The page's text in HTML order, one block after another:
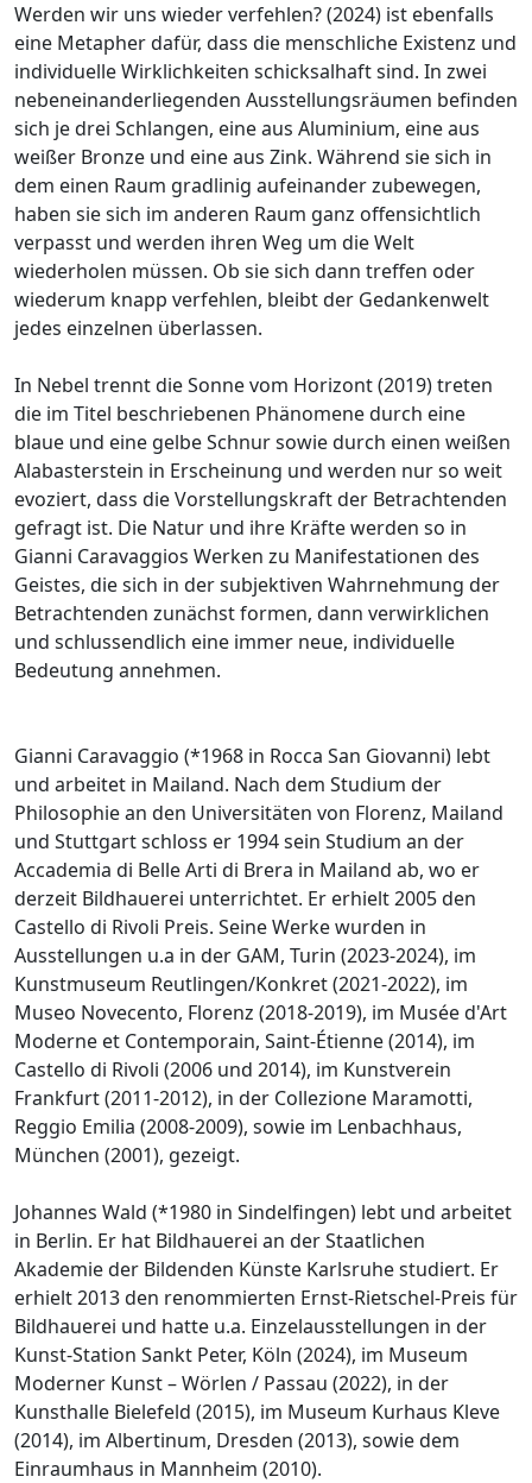
Werden wir uns wieder verfehlen? (2024) ist ebenfalls
eine Metapher dafür, dass die menschliche Existenz und
individuelle Wirklichkeiten schicksalhaft sind. In zwei
nebeneinanderliegenden Ausstellungsräumen befinden
sich je drei Schlangen, eine aus Aluminium, eine aus
weißer Bronze und eine aus Zink. Während sie sich in
dem einen Raum gradlinig aufeinander zubewegen,
haben sie sich im anderen Raum ganz offensichtlich
verpasst und werden ihren Weg um die Welt
wiederholen müssen. Ob sie sich dann treffen oder
wiederum knapp verfehlen, bleibt der Gedankenwelt
jedes einzelnen überlassen.
In Nebel trennt die Sonne vom Horizont (2019) treten
die im Titel beschriebenen Phänomene durch eine
blaue und eine gelbe Schnur sowie durch einen weißen
Alabasterstein in Erscheinung und werden nur so weit
evoziert, dass die Vorstellungskraft der Betrachtenden
gefragt ist. Die Natur und ihre Kräfte werden so in
Gianni Caravaggios Werken zu Manifestationen des
Geistes, die sich in der subjektiven Wahrnehmung der
Betrachtenden zunächst formen, dann verwirklichen
und schlussendlich eine immer neue, individuelle
Bedeutung annehmen.
Gianni Caravaggio (*1968 in Rocca San Giovanni) lebt
und arbeitet in Mailand. Nach dem Studium der
Philosophie an den Universitäten von Florenz, Mailand
und Stuttgart schloss er 1994 sein Studium an der
Accademia di Belle Arti di Brera in Mailand ab, wo er
derzeit Bildhauerei unterrichtet. Er erhielt 2005 den
Castello di Rivoli Preis. Seine Werke wurden in
Ausstellungen u.a in der GAM, Turin (2023-2024), im
Kunstmuseum Reutlingen/Konkret (2021-2022), im
Museo Novecento, Florenz (2018-2019), im Musée d'Art
Moderne et Contemporain, Saint-Étienne (2014), im
Castello di Rivoli (2006 und 2014), im Kunstverein
Frankfurt (2011-2012), in der Collezione Maramotti,
Reggio Emilia (2008-2009), sowie im Lenbachhaus,
München (2001), gezeigt.
Johannes Wald (*1980 in Sindelfingen) lebt und arbeitet
in Berlin. Er hat Bildhauerei an der Staatlichen
Akademie der Bildenden Künste Karlsruhe studiert. Er
erhielt 2013 den renommierten Ernst-Rietschel-Preis für
Bildhauerei und hatte u.a. Einzelausstellungen in der
Kunst-Station Sankt Peter, Köln (2024), im Museum
Moderner Kunst – Wörlen / Passau (2022), in der
Kunsthalle Bielefeld (2015), im Museum Kurhaus Kleve
(2014), im Albertinum, Dresden (2013), sowie dem
Einraumhaus in Mannheim (2010).